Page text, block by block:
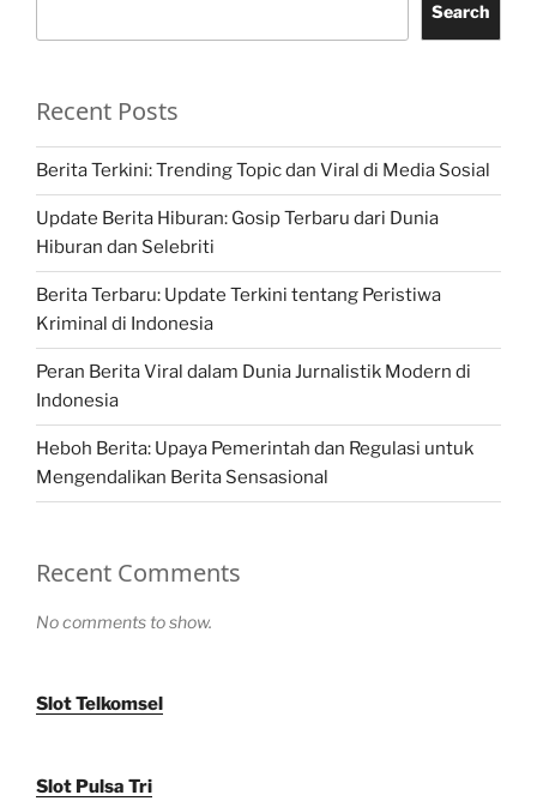
Search
Recent Posts
Berita Terkini: Trending Topic dan Viral di Media Sosial
Update Berita Hiburan: Gosip Terbaru dari Dunia
Hiburan dan Selebriti
Berita Terbaru: Update Terkini tentang Peristiwa
Kriminal di Indonesia
Peran Berita Viral dalam Dunia Jurnalistik Modern di
Indonesia
Heboh Berita: Upaya Pemerintah dan Regulasi untuk
Mengendalikan Berita Sensasional
Recent Comments
No comments to show.
Slot Telkomsel
Slot Pulsa Tri